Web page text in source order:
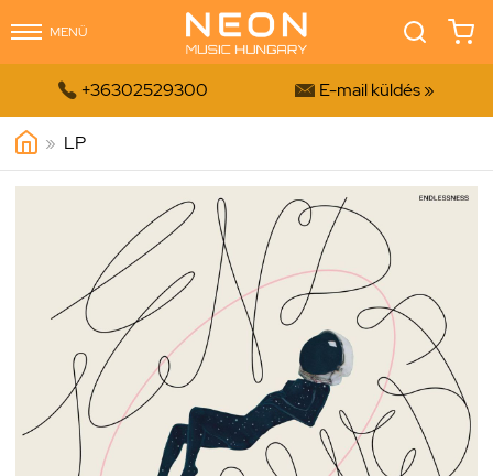
MENÜ
 +36302529300  E-mail küldés »
» LP